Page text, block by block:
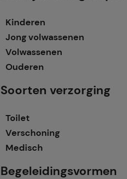
Kinderen
Jong volwassenen
Volwassenen
Ouderen
Soorten verzorging
Toilet
Verschoning
Medisch
Begeleidingsvormen